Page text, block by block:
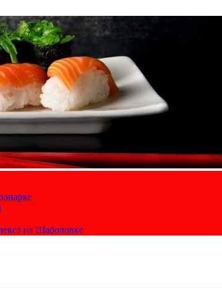
на Шаболовке